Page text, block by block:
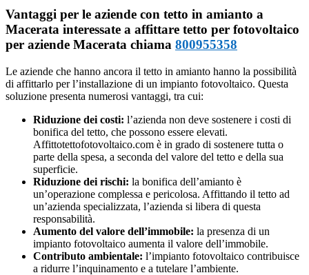
Vantaggi per le aziende con tetto in amianto a
Macerata interessate a affittare tetto per fotovoltaico
per aziende Macerata chiama 800955358
Le aziende che hanno ancora il tetto in amianto hanno la possibilità
di affittarlo per l’installazione di un impianto fotovoltaico. Questa
soluzione presenta numerosi vantaggi, tra cui:
Riduzione dei costi: l’azienda non deve sostenere i costi di
bonifica del tetto, che possono essere elevati.
Affittotettofotovoltaico.com è in grado di sostenere tutta o
parte della spesa, a seconda del valore del tetto e della sua
superficie.
Riduzione dei rischi: la bonifica dell’amianto è
un’operazione complessa e pericolosa. Affittando il tetto ad
un’azienda specializzata, l’azienda si libera di questa
responsabilità.
Aumento del valore dell’immobile: la presenza di un
impianto fotovoltaico aumenta il valore dell’immobile.
Contributo ambientale: l’impianto fotovoltaico contribuisce
a ridurre l’inquinamento e a tutelare l’ambiente.